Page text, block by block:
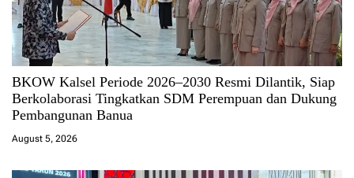
BKOW Kalsel Periode 2026–2030 Resmi Dilantik, Siap
Berkolaborasi Tingkatkan SDM Perempuan dan Dukung
Pembangunan Banua
August 5, 2026